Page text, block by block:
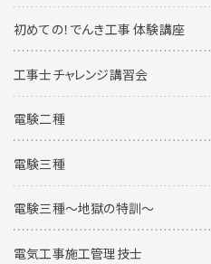
初めての！でんき工事 体験講座
工事士チャレンジ講習会
電験二種
電験三種
電験三種〜地獄の特訓〜
電気工事施工管理技士